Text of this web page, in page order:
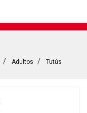
Adultos Tutús